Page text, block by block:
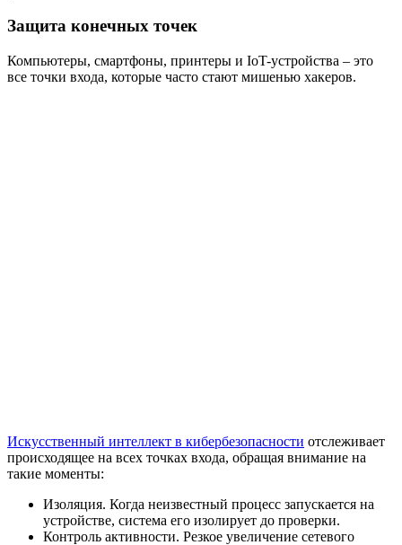
Защита конечных точек
Компьютеры, смартфоны, принтеры и IoT-устройства – это
все точки входа, которые часто стают мишенью хакеров.
Искусственный интеллект в кибербезопасности отслеживает
происходящее на всех точках входа, обращая внимание на
такие моменты:
Изоляция. Когда неизвестный процесс запускается на
устройстве, система его изолирует до проверки.
Контроль активности. Резкое увеличение сетевого